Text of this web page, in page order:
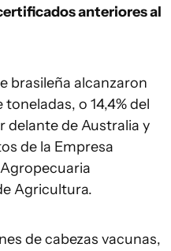
anteriores al
brasileña alcanzaron
o 14,4% del
delante de Australia y
de la Empresa
Agricultura.
de cabezas vacunas,